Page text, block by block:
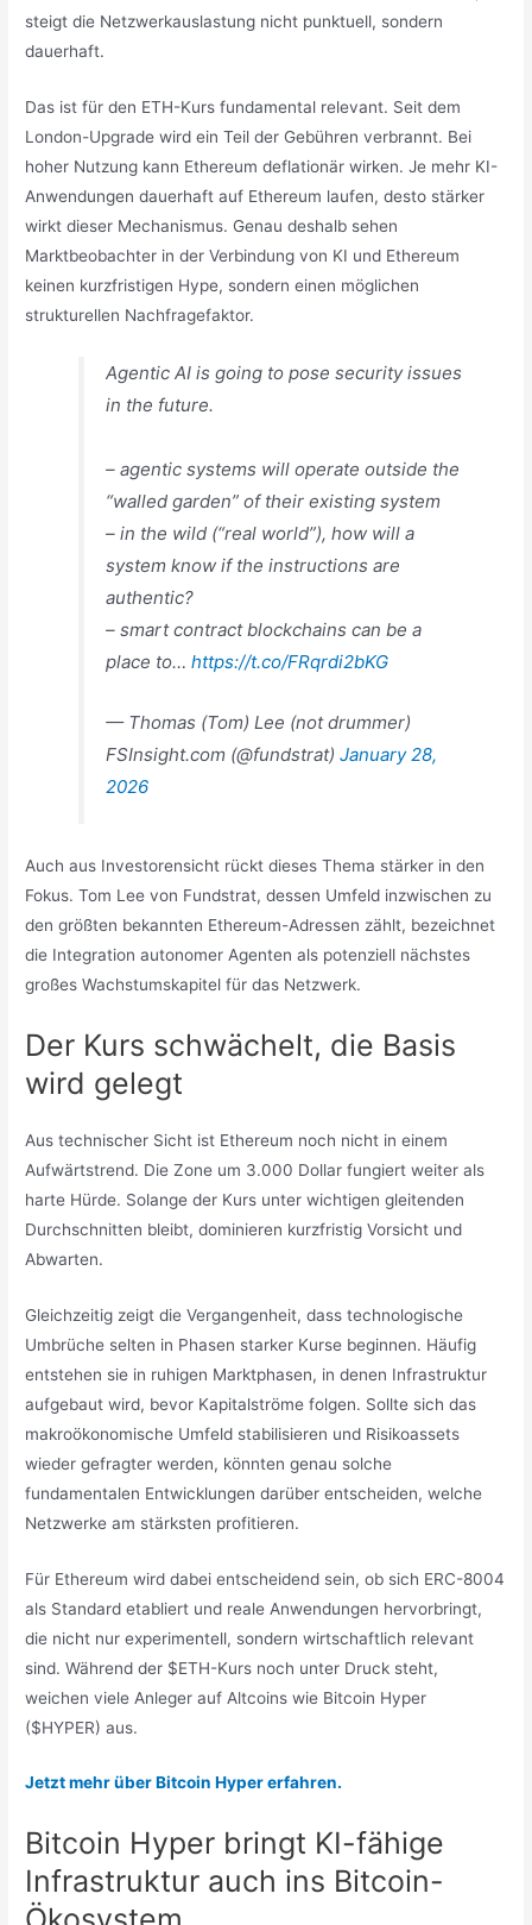
steigt die Netzwerkauslastung nicht punktuell, sondern
dauerhaft.
Das ist für den ETH-Kurs fundamental relevant. Seit dem
London-Upgrade wird ein Teil der Gebühren verbrannt. Bei
hoher Nutzung kann Ethereum deflationär wirken. Je mehr KI-
Anwendungen dauerhaft auf Ethereum laufen, desto stärker
wirkt dieser Mechanismus. Genau deshalb sehen
Marktbeobachter in der Verbindung von KI und Ethereum
keinen kurzfristigen Hype, sondern einen möglichen
strukturellen Nachfragefaktor.
Agentic AI is going to pose security issues
in the future.
– agentic systems will operate outside the
“walled garden” of their existing system
– in the wild (“real world”), how will a
system know if the instructions are
authentic?
– smart contract blockchains can be a
place to…https://t.co/FRqrdi2bKG
— Thomas (Tom) Lee (not drummer)
FSInsight.com (@fundstrat)January 28,
2026
Auch aus Investorensicht rückt dieses Thema stärker in den
Fokus. Tom Lee von Fundstrat, dessen Umfeld inzwischen zu
den größten bekannten Ethereum-Adressen zählt, bezeichnet
die Integration autonomer Agenten als potenziell nächstes
großes Wachstumskapitel für das Netzwerk.
Der Kurs schwächelt, die Basis
wird gelegt
Aus technischer Sicht ist Ethereum noch nicht in einem
Aufwärtstrend. Die Zone um 3.000 Dollar fungiert weiter als
harte Hürde. Solange der Kurs unter wichtigen gleitenden
Durchschnitten bleibt, dominieren kurzfristig Vorsicht und
Abwarten.
Gleichzeitig zeigt die Vergangenheit, dass technologische
Umbrüche selten in Phasen starker Kurse beginnen. Häufig
entstehen sie in ruhigen Marktphasen, in denen Infrastruktur
aufgebaut wird, bevor Kapitalströme folgen. Sollte sich das
makroökonomische Umfeld stabilisieren und Risikoassets
wieder gefragter werden, könnten genau solche
fundamentalen Entwicklungen darüber entscheiden, welche
Netzwerke am stärksten profitieren.
Für Ethereum wird dabei entscheidend sein, ob sich ERC-8004
als Standard etabliert und reale Anwendungen hervorbringt,
die nicht nur experimentell, sondern wirtschaftlich relevant
sind. Während der $ETH-Kurs noch unter Druck steht,
weichen viele Anleger auf Altcoins wie Bitcoin Hyper
($HYPER) aus.
Jetzt mehr über Bitcoin Hyper erfahren.
Bitcoin Hyper bringt KI-fähige
Infrastruktur auch ins Bitcoin-